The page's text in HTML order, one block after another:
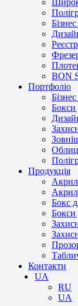
BON
Портфоліо
Бокси
Продукція
Бокс
Бокси
Контакти
UA
RU
UA